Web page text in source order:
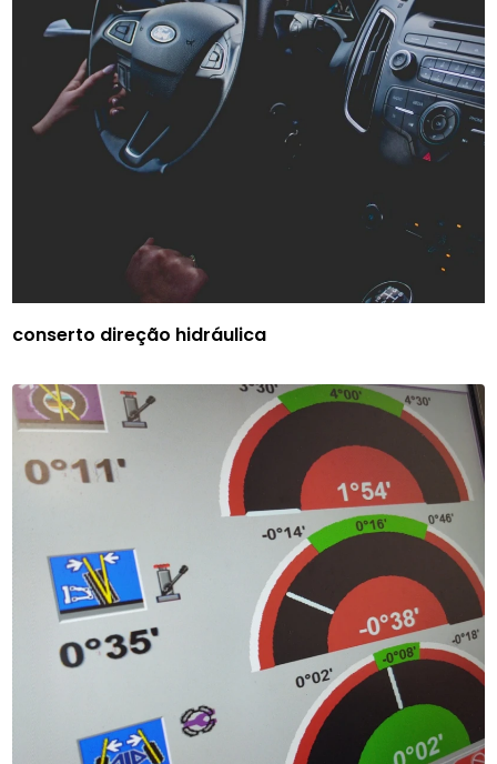
conserto direção hidráulica